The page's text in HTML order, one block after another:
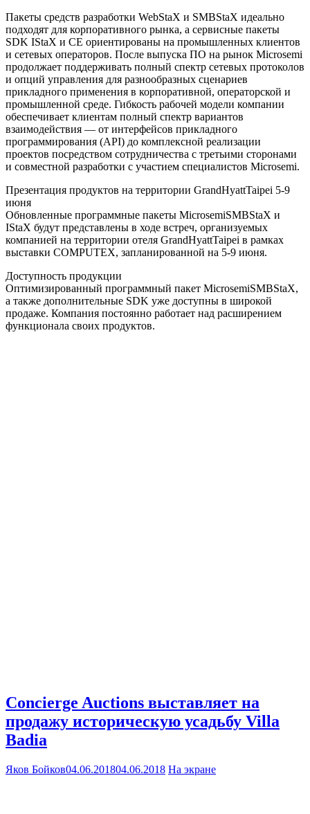
Пакеты средств разработки WebStaX и SMBStaX идеально
подходят для корпоративного рынка, а сервисные пакеты
SDK IStaX и CE ориентированы на промышленных клиентов
и сетевых операторов. После выпуска ПО на рынок Microsemi
продолжает поддерживать полный спектр сетевых протоколов
и опций управления для разнообразных сценариев
прикладного применения в корпоративной, операторской и
промышленной среде. Гибкость рабочей модели компании
обеспечивает клиентам полный спектр вариантов
взаимодействия — от интерфейсов прикладного
программирования (API) до комплексной реализации
проектов посредством сотрудничества с третьими сторонами
и совместной разработки с участием специалистов Microsemi.
Презентация продуктов на территории GrandHyattTaipei 5-9
июня
Обновленные программные пакеты MicrosemiSMBStaX и
IStaX будут представлены в ходе встреч, организуемых
компанией на территории отеля GrandHyattTaipei в рамках
выставки COMPUTEX, запланированной на 5-9 июня.
Доступность продукции
Оптимизированный программный пакет MicrosemiSMBStaX,
а также дополнительные SDK уже доступны в широкой
продаже. Компания постоянно работает над расширением
функционала своих продуктов.
Concierge Auctions выставляет на
продажу историческую усадьбу Villa
Badia
Яков Бойков04.06.201804.06.2018 На экране